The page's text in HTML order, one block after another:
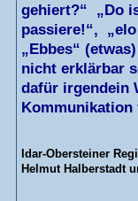
gehiert?“ „Do
passiere!“,
„Ebbes“
nicht erklärbar
dafür irgendein
Kommunikation
Idar-Obersteiner
Helmut Halberstadt